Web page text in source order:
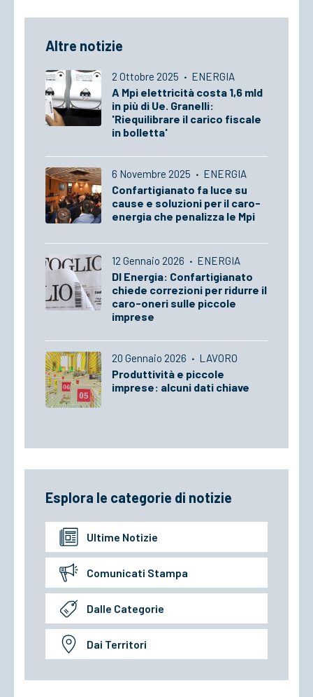
Altre notizie
2 Ottobre 2025 · ENERGIA
A Mpi elettricità costa 1,6 mld
in più di Ue. Granelli:
'Riequilibrare il carico fiscale
in bolletta'
6 Novembre 2025 · ENERGIA
Confartigianato fa luce su
cause e soluzioni per il caro-
energia che penalizza le Mpi
12 Gennaio 2026 · ENERGIA
Dl Energia: Confartigianato
chiede correzioni per ridurre il
caro-oneri sulle piccole
imprese
20 Gennaio 2026 · LAVORO
Produttività e piccole
imprese: alcuni dati chiave
Esplora le categorie di notizie
Ultime Notizie
Comunicati Stampa
Dalle Categorie
Dai Territori